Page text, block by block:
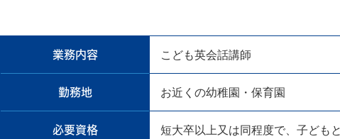
業務内容 こども英会話講師
勤務地 お近くの幼稚園・保育園
必要資格 短大卒以上又は同程度で、子ども